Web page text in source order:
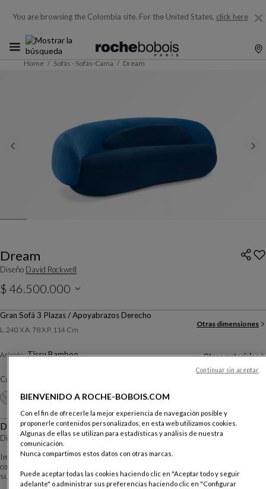
You are browsing the Colombia site. For the United States, click here
Home Sofás - Sofás-Cama Dream
Dream
Diseño David Rockwell
$ 46.500.000
IVA incluido
Gran Sofá 3 Plazas / Apoyabrazos Derecho
L. 240 X A. 78 X P. 114 Cm
Otras dimensiones
Asiento :Tissu Bamboo Otros materiales
Color :
+16
Descripción
Diseño David Rockwell
Imaginada por el reconocido arquitecto estadounidense David Rockwell, esta
colección de sofás, mesas de centro y alfombras revela formas especialmente
suaves y orgánicas.
BIENVENIDO A ROCHE-BOBOIS.COM
Con el fin de ofrecerle la mejor experiencia de navegación posible y
proponerle contenidos personalizados, en esta web utilizamos cookies.
Algunas de ellas se utilizan para estadísticas y análisis de nuestra
comunicación.
Nunca compartimos estos datos con otras marcas.
Puede aceptar todas las cookies haciendo clic en "Aceptar todo y seguir
adelante" o administrar sus preferencias haciendo clic en "Configurar
Continuar sin aceptar